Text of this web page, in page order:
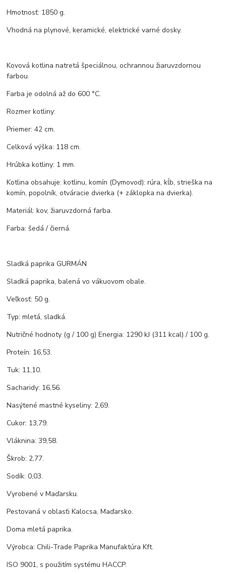
Hmotnosť: 1850 g.
Vhodná na plynové, keramické, elektrické varné dosky.
Kovová kotlina natretá špeciálnou, ochrannou žiaruvzdornou
farbou.
Farba je odolná až do 600 °C.
Rozmer kotliny:
Priemer: 42 cm.
Celková výška: 118 cm.
Hrúbka kotliny: 1 mm.
Kotlina obsahuje: kotlinu, komín (Dymovod): rúra, kĺb, strieška na
komín, popolník, otváracie dvierka (+ záklopka na dvierka).
Materiál: kov, žiaruvzdorná farba.
Farba: šedá / čierná.
Sladká paprika GURMÁN
Sladká paprika, balená vo vákuovom obale.
Veľkosť: 50 g.
Typ: mletá, sladká.
Nutričné hodnoty (g / 100 g) Energia: 1290 kJ (311 kcal) / 100 g.
Proteín: 16,53.
Tuk: 11,10.
Sacharidy: 16,56.
Nasýtené mastné kyseliny: 2,69.
Cukor: 13,79.
Vláknina: 39,58.
Škrob: 2,77.
Sodík: 0,03.
Vyrobené v Maďarsku.
Pestovaná v oblasťi Kalocsa, Maďarsko.
Doma mletá paprika.
Výrobca: Chili-Trade Paprika Manufaktúra Kft.
ISO 9001, s použitím systému HACCP.